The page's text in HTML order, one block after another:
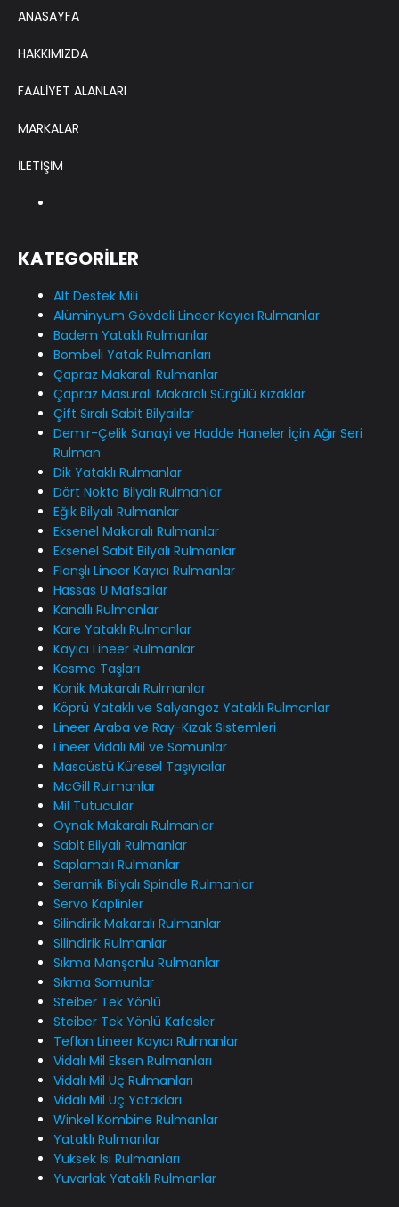
ANASAYFA
HAKKIMIZDA
FAALİYET ALANLARI
MARKALAR
İLETİŞİM
KATEGORİLER
Alt Destek Mili
Alüminyum Gövdeli Lineer Kayıcı Rulmanlar
Badem Yataklı Rulmanlar
Bombeli Yatak Rulmanları
Çapraz Makaralı Rulmanlar
Çapraz Masuralı Makaralı Sürgülü Kızaklar
Çift Sıralı Sabit Bilyalılar
Demir-Çelik Sanayi ve Hadde Haneler İçin Ağır Seri
Rulman
Dik Yataklı Rulmanlar
Dört Nokta Bilyalı Rulmanlar
Eğik Bilyalı Rulmanlar
Eksenel Makaralı Rulmanlar
Eksenel Sabit Bilyalı Rulmanlar
Flanşlı Lineer Kayıcı Rulmanlar
Hassas U Mafsallar
Kanallı Rulmanlar
Kare Yataklı Rulmanlar
Kayıcı Lineer Rulmanlar
Kesme Taşları
Konik Makaralı Rulmanlar
Köprü Yataklı ve Salyangoz Yataklı Rulmanlar
Lineer Araba ve Ray-Kızak Sistemleri
Lineer Vidalı Mil ve Somunlar
Masaüstü Küresel Taşıyıcılar
McGill Rulmanlar
Mil Tutucular
Oynak Makaralı Rulmanlar
Sabit Bilyalı Rulmanlar
Saplamalı Rulmanlar
Seramik Bilyalı Spindle Rulmanlar
Servo Kaplinler
Silindirik Makaralı Rulmanlar
Silindirik Rulmanlar
Sıkma Manşonlu Rulmanlar
Sıkma Somunlar
Steiber Tek Yönlü
Steiber Tek Yönlü Kafesler
Teflon Lineer Kayıcı Rulmanlar
Vidalı Mil Eksen Rulmanları
Vidalı Mil Uç Rulmanları
Vidalı Mil Uç Yatakları
Winkel Kombine Rulmanlar
Yataklı Rulmanlar
Yüksek Isı Rulmanları
Yuvarlak Yataklı Rulmanlar